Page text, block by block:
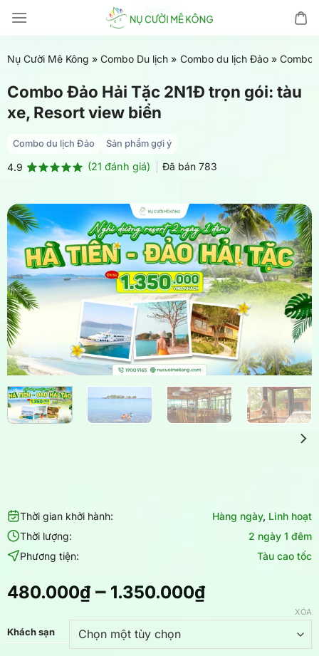
đến
dung
Nụ Cười Mê Kông » Combo Du lịch » Combo du lịch Đảo » Combo
Combo Đảo Hải Tặc 2N1Đ trọn gói: tàu
xe, Resort view biển
Combo du lịch Đảo Sản phẩm gợi ý
4.9
đánh giá
(21 đánh giá) Đã bán 783
Thời gian khởi hành: Hàng ngày, Linh hoạt
Thời lượng:
2 ngày 1 đêm
Phương tiện:
Tàu cao tốc
480.000₫– 1.350.000₫
Khách sạn
XÓA